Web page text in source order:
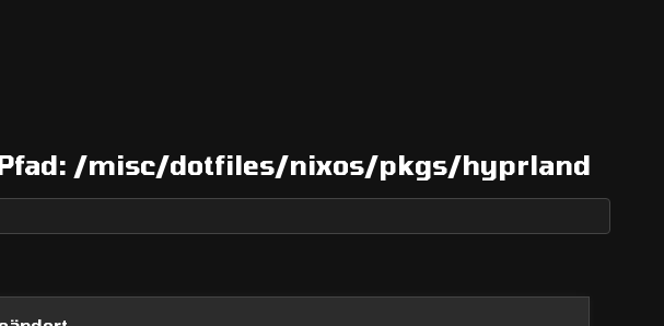
/misc/dotfiles/nixos/pkgs/hyprland